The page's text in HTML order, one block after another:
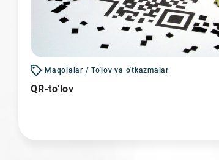
Maqolalar / To'lov va o'tkazmalar
QR-to'lov